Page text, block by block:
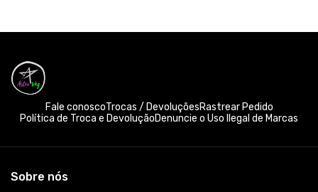
preocupamos, não somente, com a esfera animal, mas também
peças são 100% algodão, e o nosso algodão apresenta
certificado BCI. Além disso, trabalhamos com a ecocel, uma
viscose mais sustentável com fibras provenientes de madeira
de reflorestamento. Utilizamos também técnicas de
estamparia que geram um menor impacto ambiental, com
destaque para a impressão digital (DTG) ou Silk Hd, sem
biodegradáveis. Além do mais, somos uma marca brasileira, feita
demanda para você! Devido ao nosso print on demand, ou seja,